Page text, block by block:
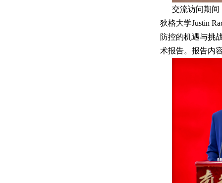
交流访问期间
狄格大学Justin
防控的机遇与挑
术报告。报告内